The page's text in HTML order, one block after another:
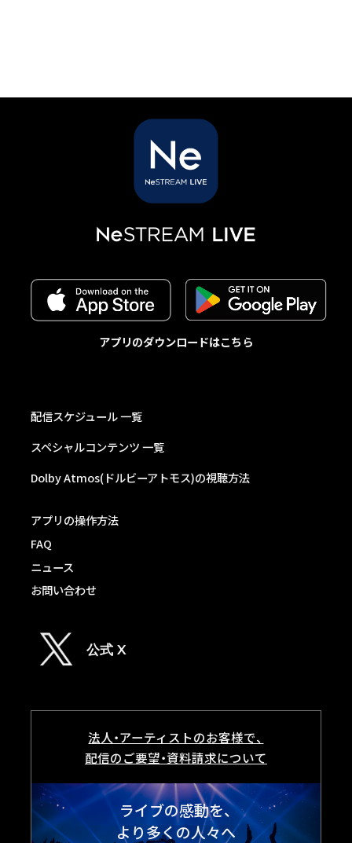
アプリのダウンロードはこちら
配信スケジュール 一覧
スペシャルコンテンツ 一覧
Dolby Atmos(ドルビーアトモス)の視聴方法
アプリの操作方法
FAQ
ニュース
お問い合わせ
公式 X
法人・アーティストのお客様で、
配信のご要望・資料請求について
ライブの感動を、
より多くの人々へ